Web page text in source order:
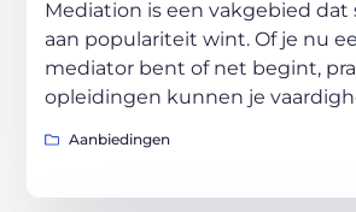
Mediation is een vakgebied dat
aan populariteit wint. Of je nu
mediator bent of net begint,
opleidingen kunnen je
Aanbiedingen